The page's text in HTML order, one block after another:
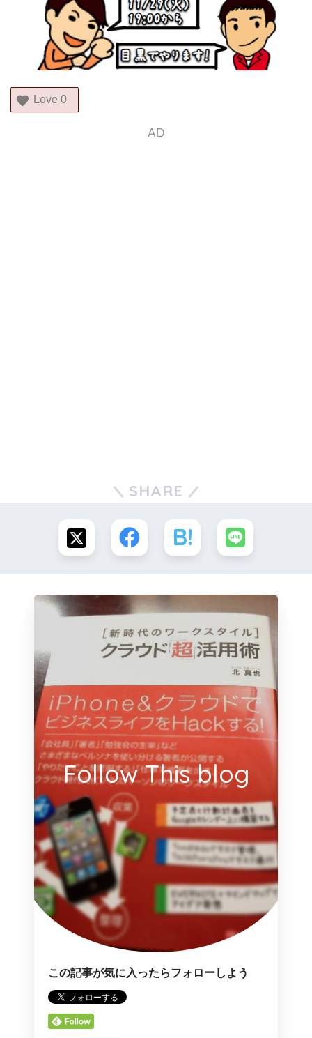
Love 0
AD
SHARE
Follow This blog
この記事が気に入ったらフォローしよう